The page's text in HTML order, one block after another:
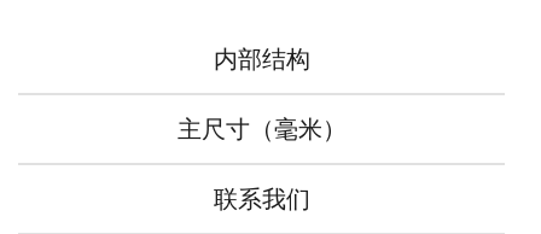
内部结构
主尺寸（毫米）
联系我们